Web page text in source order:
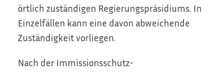
örtlich zuständigen Regierungspräsidiums. In
Einzelfällen kann eine davon abweichende
Zuständigkeit vorliegen.
Nach der Immissionsschutz-